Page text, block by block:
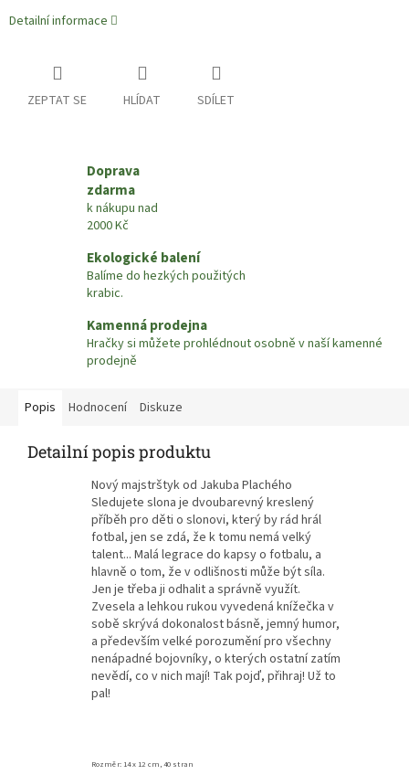
Detailní informace
ZEPTAT SE HLÍDAT SDÍLET
Doprava
zdarma
k nákupu nad
2000 Kč
Ekologické balení
Balíme do hezkých použitých
krabic.
Kamenná prodejna
Hračky si můžete prohlédnout osobně v naší kamenné
prodejně
Popis Hodnocení Diskuze
Detailní popis produktu
Nový majstrštyk od Jakuba Plachého
Sledujete slona je dvoubarevný kreslený
příběh pro děti o slonovi, který by rád hrál
fotbal, jen se zdá, že k tomu nemá velký
talent... Malá legrace do kapsy o fotbalu, a
hlavně o tom, že v odlišnosti může být síla.
Jen je třeba ji odhalit a správně využít.
Zvesela a lehkou rukou vyvedená knížečka v
sobě skrývá dokonalost básně, jemný humor,
a především velké porozumění pro všechny
nenápadné bojovníky, o kterých ostatní zatím
nevědí, co v nich mají! Tak pojď, přihraj! Už to
pal!
Rozměr: 14x 12 cm, 40 stran